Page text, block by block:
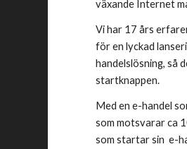
växande Internet
Vi har 17 års
för en lyckad
handelslösning, så
startknappen.
Med en e-handel
som motsvarar ca
som startar sin  e-